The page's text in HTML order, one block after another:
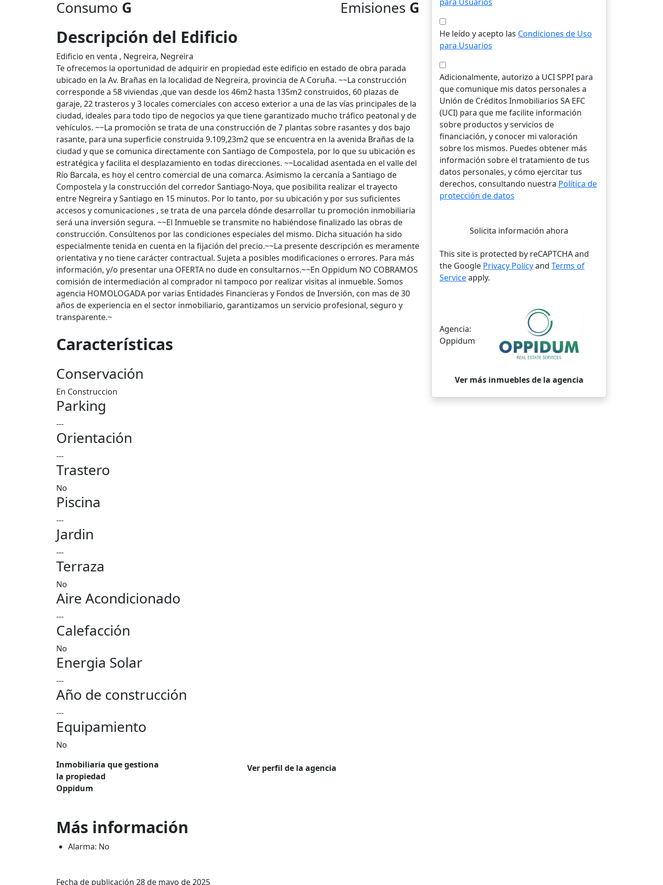
Consumo G Emisiones G
Descripción del Edificio
Edificio en venta , Negreira, Negreira
Te ofrecemos la oportunidad de adquirir en propiedad este edificio en estado de obra parada
ubicado en la Av. Brañas en la localidad de Negreira, provincia de A Coruña. ~~La construcción
corresponde a 58 viviendas ,que van desde los 46m2 hasta 135m2 construidos, 60 plazas de
garaje, 22 trasteros y 3 locales comerciales con acceso exterior a una de las vías principales de la
ciudad, ideales para todo tipo de negocios ya que tiene garantizado mucho tráfico peatonal y de
vehículos. ~~La promoción se trata de una construcción de 7 plantas sobre rasantes y dos bajo
rasante, para una superficie construida 9.109,23m2 que se encuentra en la avenida Brañas de la
ciudad y que se comunica directamente con Santiago de Compostela, por lo que su ubicación es
estratégica y facilita el desplazamiento en todas direcciones. ~~Localidad asentada en el valle del
Río Barcala, es hoy el centro comercial de una comarca. Asimismo la cercanía a Santiago de
Compostela y la construcción del corredor Santiago-Noya, que posibilita realizar el trayecto
entre Negreira y Santiago en 15 minutos. Por lo tanto, por su ubicación y por sus suficientes
accesos y comunicaciones , se trata de una parcela dónde desarrollar tu promoción inmobiliaria
será una inversión segura. ~~El Inmueble se transmite no habiéndose finalizado las obras de
construcción. Consúltenos por las condiciones especiales del mismo. Dicha situación ha sido
especialmente tenida en cuenta en la fijación del precio.~~La presente descripción es meramente
orientativa y no tiene carácter contractual. Sujeta a posibles modificaciones o errores. Para más
información, y/o presentar una OFERTA no dude en consultarnos.~~En Oppidum NO COBRAMOS
comisión de intermediación al comprador ni tampoco por realizar visitas al inmueble. Somos
agencia HOMOLOGADA por varias Entidades Financieras y Fondos de Inversión, con mas de 30
años de experiencia en el sector inmobiliario, garantizamos un servicio profesional, seguro y
transparente.~
Características
Conservación
En Construccion
Parking
---
Orientación
---
Trastero
No
Piscina
---
Jardin
---
Terraza
No
Aire Acondicionado
---
Calefacción
No
Energia Solar
---
Año de construcción
---
Equipamiento
No
Inmobiliaria que gestiona
la propiedad
Oppidum
Ver perfil de la agencia
Más información
Alarma: No
Fecha de publicación 28 de mayo de 2025
He leído y acepto las Condiciones de Uso
para Usuarios
Adicionalmente, autorizo a UCI SPPI para
que comunique mis datos personales a
Unión de Créditos Inmobiliarios SA EFC
(UCI) para que me facilite información
sobre productos y servicios de
financiación, y conocer mi valoración
sobre los mismos. Puedes obtener más
información sobre el tratamiento de tus
datos personales, y cómo ejercitar tus
derechos, consultando nuestra Política de
protección de datos
Solicita información ahora
This site is protected by reCAPTCHA and
the Google Privacy Policyand Terms of
Serviceapply.
Agencia:
Oppidum
Ver más inmuebles de la agencia